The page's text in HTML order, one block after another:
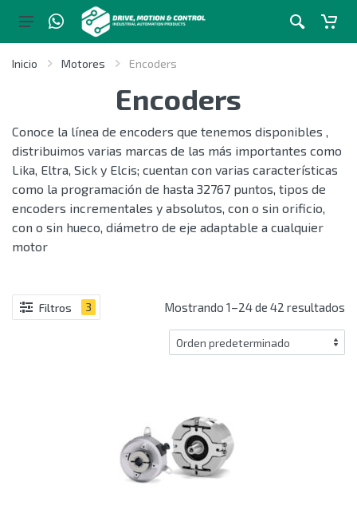
Inicio Motores Encoders
Encoders
Conoce la línea de encoders que tenemos disponibles ,
distribuimos varias marcas de las más importantes como
Lika, Eltra, Sick y Elcis; cuentan con varias características
como la programación de hasta 32767 puntos, tipos de
encoders incrementales y absolutos, con o sin orificio,
con o sin hueco, diámetro de eje adaptable a cualquier
motor
Filtros 3 Mostrando 1–24 de 42 resultados